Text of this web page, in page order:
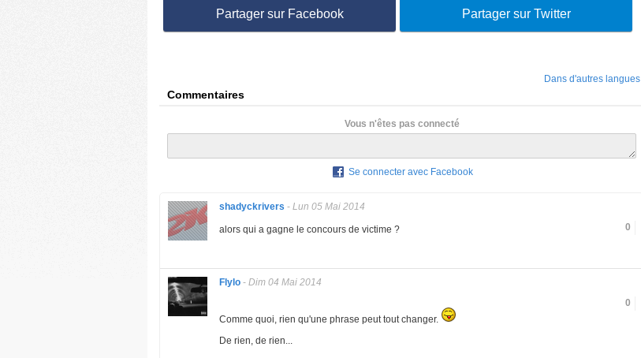
Partager sur Facebook Partager sur Twitter
Dans d'autres langues
Commentaires
Vous n'êtes pas connecté
Se connecter avec Facebook
shadyckrivers - Lun 05 Mai 2014
0
alors qui a gagne le concours de victime ?
Flylo - Dim 04 Mai 2014
0
Comme quoi, rien qu'une phrase peut tout changer.
De rien, de rien...